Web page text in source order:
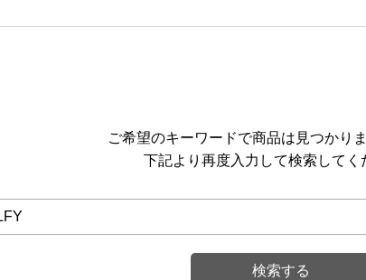
ご希望のキーワードで商品は見つかり
下記より再度入力して検索してく